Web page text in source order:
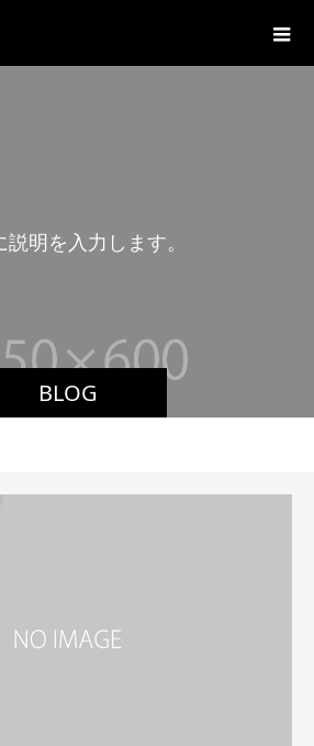
BLOG
説明を 入 力 し ます。